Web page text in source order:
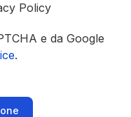
Policy
e da Google
.